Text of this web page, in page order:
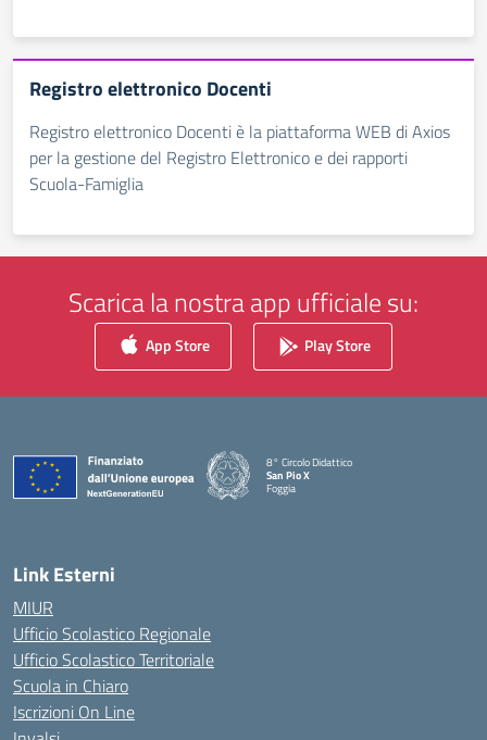
Registro elettronico Docenti
Registro elettronico Docenti è la piattaforma WEB di Axios
per la gestione del Registro Elettronico e dei rapporti
Scuola-Famiglia
Scarica la nostra app ufficiale su:
App Store Play Store
8° Circolo Didattico
San Pio X
Foggia
— Visita la pagina iniziale della scuola
Link Esterni
MIUR
Ufficio Scolastico Regionale
Ufficio Scolastico Territoriale
Scuola in Chiaro
Iscrizioni On Line